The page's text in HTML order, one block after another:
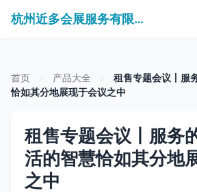
杭州近多会展服务有限公司
首页 产品大全
租售专题会议丨服
恰如其分地展现于会议之中
租售专题会议丨服务
活的智慧恰如其分地
之中